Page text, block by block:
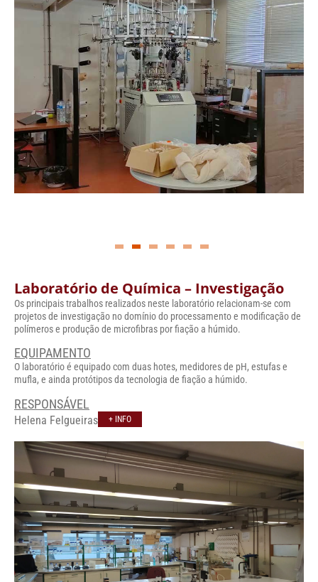
Laboratório de Química – Investigação
Os principais trabalhos realizados neste laboratório relacionam-se com
projetos de investigação no domínio do processamento e modificação de
polímeros e produção de microfibras por fiação a húmido.
EQUIPAMENTO
O laboratório é equipado com duas hotes, medidores de pH, estufas e
mufla, e ainda protótipos da tecnologia de fiação a húmido.
RESPONSÁVEL
Helena Felgueiras + INFO